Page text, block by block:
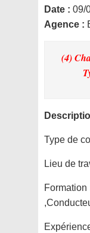
Date : 09/
Agence :
(4)
Type de
Lieu de
Formation